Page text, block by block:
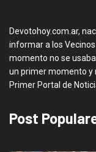
Devotohoy.com.ar,
informar a los
momento no se
un primer momento y
Primer Portal de
Post